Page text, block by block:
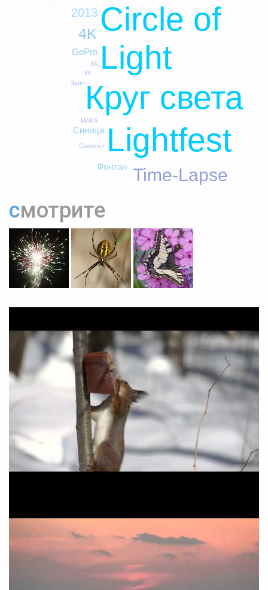
Circle of
Light
Круг света
Lightfest
Time-Lapse
4K
2013
GoPro
Синица
Фонтан
S5
4К
MAKS
Залп
Самолет
смотрите